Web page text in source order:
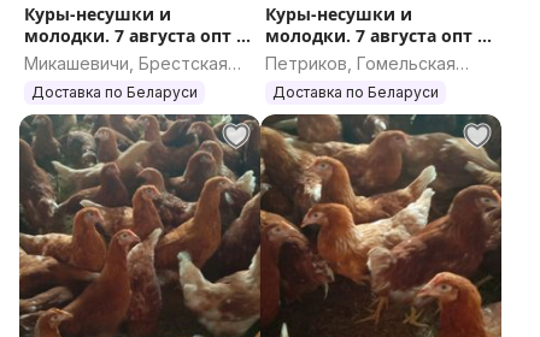
Куры-несушки и
молодки. 7 августа опт и
розница.
Микашевичи, Брестская
область
Доставка по Беларуси
Куры-несушки и
молодки. 7 августа опт и
розница
Петриков, Гомельская
область
Доставка по Беларуси